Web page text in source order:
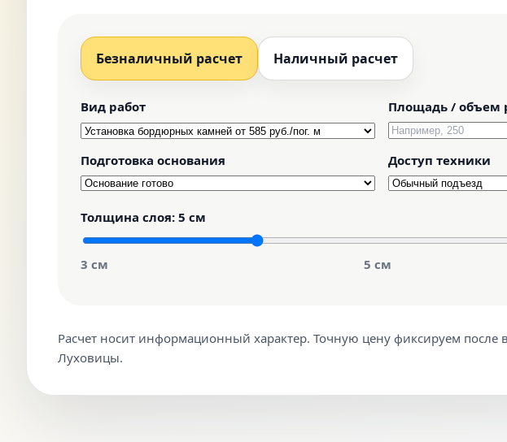
Безналичный расчет Наличный расчет
Вид работ Площадь / объем
Подготовка основания Доступ техники
Толщина слоя: 5 см
3 см 5 см
Расчет носит информационный характер. Точную цену фиксируем после
Луховицы.